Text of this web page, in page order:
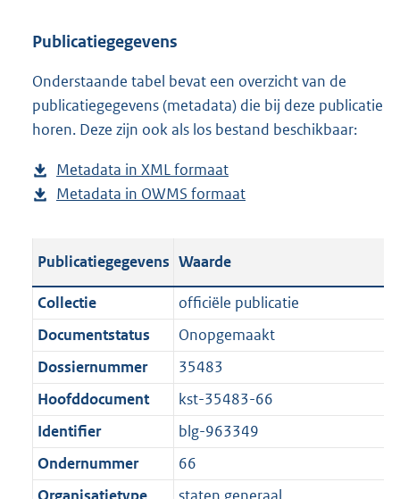
w
l
o
a
p
u
l
c
a
t
i
e
i
n
f
o
s
a
n
d
g
r
o
t
e
:
1
,
5
M
b
Publicatiegegevens
Onderstaande tabel bevat een overzicht van de
publicatiegegevens (metadata) die bij deze publicatie
horen. Deze zijn ook als los bestand beschikbaar:
Metadata in XML formaat
e
a
n
d
s
r
o
o
t
Metadata in OWMS formaat
a
n
d
g
r
o
t
Publicatiegegevens Waarde
Collectie
officiële publicatie
Documentstatus
Onopgemaakt
Dossiernummer
35483
Hoofddocument
kst-35483-66
Identifier
blg-963349
Ondernummer
66